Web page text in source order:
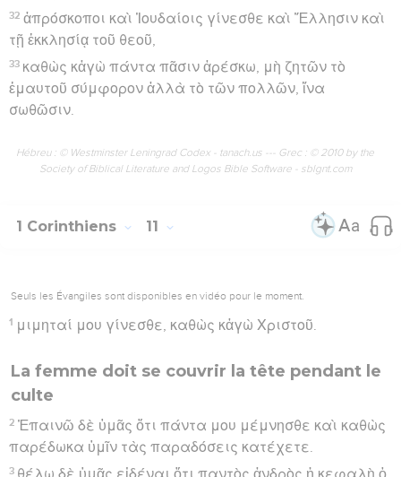
32 ἀπρόσκοποι καὶ Ἰουδαίοις γίνεσθε καὶ Ἕλλησιν καὶ
τῇ ἐκκλησίᾳ τοῦ θεοῦ,
33 καθὼς κἀγὼ πάντα πᾶσιν ἀρέσκω, μὴ ζητῶν τὸ
ἐμαυτοῦ σύμφορον ἀλλὰ τὸ τῶν πολλῶν, ἵνα
σωθῶσιν.
Hébreu : © Westminster Leningrad Codex - tanach.us --- Grec : © 2010 by the
Society of Biblical Literature and Logos Bible Software - sblgnt.com
1 Corinthiens 11
Seuls les Évangiles sont disponibles en vidéo pour le moment.
1 μιμηταί μου γίνεσθε, καθὼς κἀγὼ Χριστοῦ.
La femme doit se couvrir la tête pendant le
culte
2 Ἐπαινῶ δὲ ὑμᾶς ὅτι πάντα μου μέμνησθε καὶ καθὼς
παρέδωκα ὑμῖν τὰς παραδόσεις κατέχετε.
3 θέλω δὲ ὑμᾶς εἰδέναι ὅτι παντὸς ἀνδρὸς ἡ κεφαλὴ ὁ